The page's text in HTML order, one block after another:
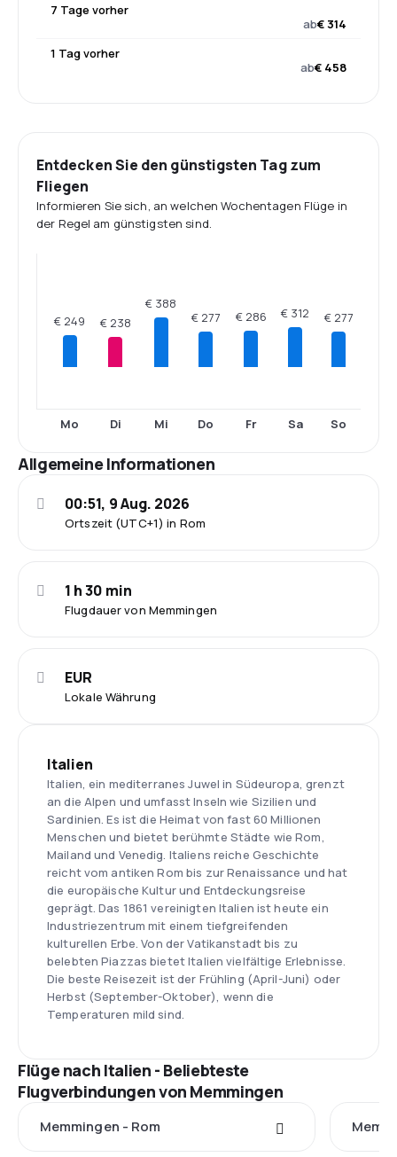
7 Tage vorher
ab€ 314
1 Tag vorher
ab€ 458
Entdecken Sie den günstigsten Tag zum
Fliegen
Informieren Sie sich, an welchen Wochentagen Flüge in
der Regel am günstigsten sind.
€ 249
Mo
€ 238
Di
€ 388
Mi
€ 277
Do
€ 286
Fr
€ 312
Sa
€ 277
So
Allgemeine Informationen
Ortszeit (UTC+1) in Rom
00:51, 9 Aug. 2026
Flugdauer von Memmingen
1 h 30 min
Lokale Währung
EUR
Italien
Italien, ein mediterranes Juwel in Südeuropa, grenzt
an die Alpen und umfasst Inseln wie Sizilien und
Sardinien. Es ist die Heimat von fast 60 Millionen
Menschen und bietet berühmte Städte wie Rom,
Mailand und Venedig. Italiens reiche Geschichte
reicht vom antiken Rom bis zur Renaissance und hat
die europäische Kultur und Entdeckungsreise
geprägt. Das 1861 vereinigten Italien ist heute ein
Industriezentrum mit einem tiefgreifenden
kulturellen Erbe. Von der Vatikanstadt bis zu
belebten Piazzas bietet Italien vielfältige Erlebnisse.
Die beste Reisezeit ist der Frühling (April-Juni) oder
Herbst (September-Oktober), wenn die
Temperaturen mild sind.
Flüge nach Italien - Beliebteste
Flugverbindungen von Memmingen
Memmingen - Rom